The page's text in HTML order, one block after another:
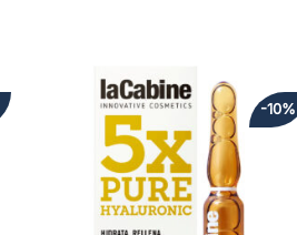
-10%